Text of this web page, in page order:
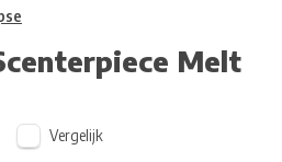
Melt
Vergelijk